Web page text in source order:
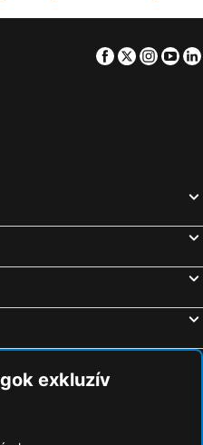
Facebook
Twitter
exkluzív